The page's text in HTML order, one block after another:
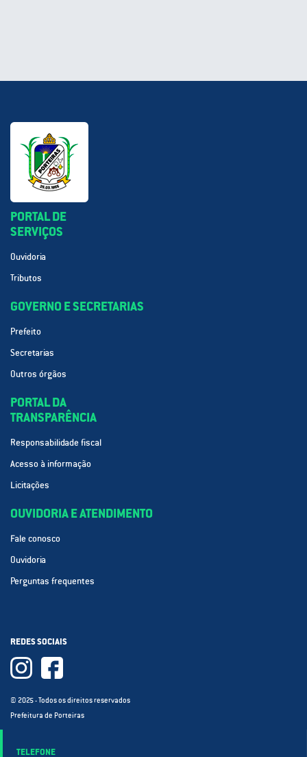
PORTAL DE
SERVIÇOS
Ouvidoria
Tributos
GOVERNO E SECRETARIAS
Prefeito
Secretarias
Outros órgãos
PORTAL DA
TRANSPARÊNCIA
Responsabilidade fiscal
Acesso à informação
Licitações
OUVIDORIA E ATENDIMENTO
Fale conosco
Ouvidoria
Perguntas frequentes
REDES SOCIAIS
© 2025 - Todos os direitos reservados
Prefeitura de Porteiras
TELEFONE